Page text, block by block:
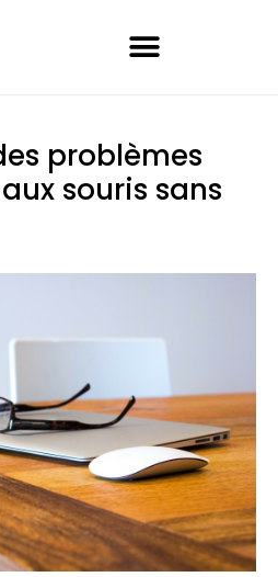
problèmes
souris sans